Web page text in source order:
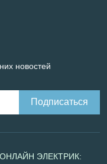
новостей
ЭЛЕКТРИК: